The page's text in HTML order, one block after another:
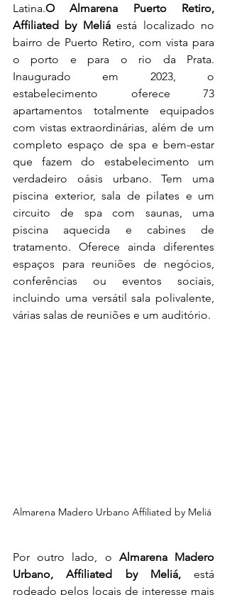
Latina.O Almarena Puerto Retiro,
Affiliated by Meliá está localizado no
bairro de Puerto Retiro, com vista para
o porto e para o rio da Prata.
Inaugurado em 2023, o
estabelecimento oferece 73
apartamentos totalmente equipados
com vistas extraordinárias, além de um
completo espaço de spa e bem-estar
que fazem do estabelecimento um
verdadeiro oásis urbano. Tem uma
piscina exterior, sala de pilates e um
circuito de spa com saunas, uma
piscina aquecida e cabines de
tratamento. Oferece ainda diferentes
espaços para reuniões de negócios,
conferências ou eventos sociais,
incluindo uma versátil sala polivalente,
várias salas de reuniões e um auditório.
Almarena Madero Urbano Affiliated by Meliá
Por outro lado, o Almarena Madero
Urbano, Affiliated by Meliá, está
rodeado pelos locais de interesse mais